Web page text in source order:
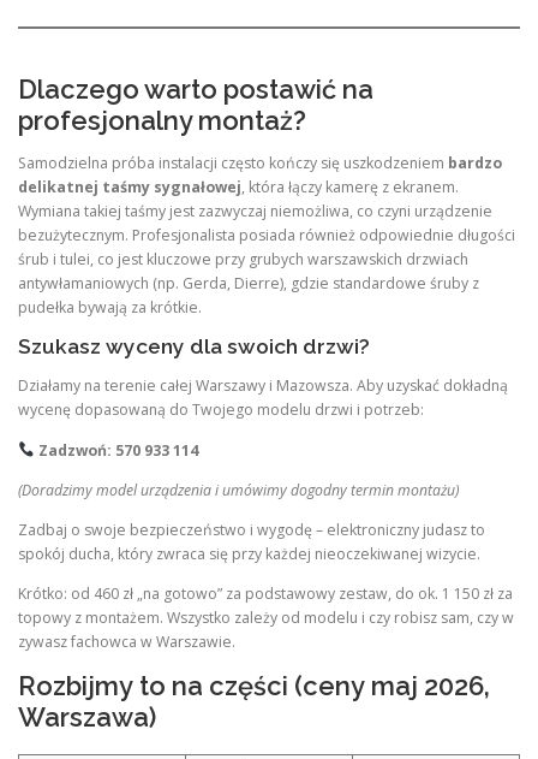
Dlaczego warto postawić na
profesjonalny montaż?
Samodzielna próba instalacji często kończy się uszkodzeniem bardzo
delikatnej taśmy sygnałowej, która łączy kamerę z ekranem.
Wymiana takiej taśmy jest zazwyczaj niemożliwa, co czyni urządzenie
bezużytecznym. Profesjonalista posiada również odpowiednie długości
śrub i tulei, co jest kluczowe przy grubych warszawskich drzwiach
antywłamaniowych (np. Gerda, Dierre), gdzie standardowe śruby z
pudełka bywają za krótkie.
Szukasz wyceny dla swoich drzwi?
Działamy na terenie całej Warszawy i Mazowsza. Aby uzyskać dokładną
wycenę dopasowaną do Twojego modelu drzwi i potrzeb:
Zadzwoń: 570 933 114
(Doradzimy model urządzenia i umówimy dogodny termin montażu)
Zadbaj o swoje bezpieczeństwo i wygodę – elektroniczny judasz to
spokój ducha, który zwraca się przy każdej nieoczekiwanej wizycie.
Krótko: od 460 zł „na gotowo” za podstawowy zestaw, do ok. 1 150 zł za
topowy z montażem. Wszystko zależy od modelu i czy robisz sam, czy w
zywasz fachowca w Warszawie.
Rozbijmy to na części (ceny maj 2026,
Warszawa)